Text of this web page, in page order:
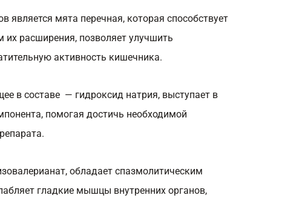
является мята перечная, которая способствует
их расширения, позволяет улучшить
активность кишечника.
в составе — гидроксид натрия, выступает в
помогая достичь необходимой
обладает спазмолитическим
гладкие мышцы внутренних органов,